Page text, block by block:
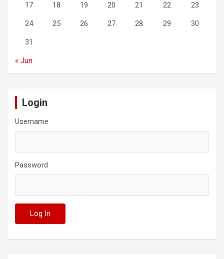
17 18 19 20 21 22 23
24 25 26 27 28 29 30
31
« Jun
Login
Username
Password